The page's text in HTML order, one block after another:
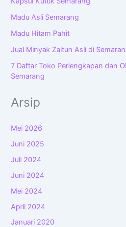
Madu Asli Semarang
Madu Hitam Pahit
Jual Minyak Zaitun Asli di
7 Daftar Toko Perlengkapan dan
Semarang
Arsip
Mei 2026
Juni 2025
Juli 2024
Juni 2024
Mei 2024
April 2024
Januari 2020